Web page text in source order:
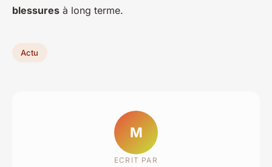
blessures à long terme.
Actu
M
ECRIT PAR